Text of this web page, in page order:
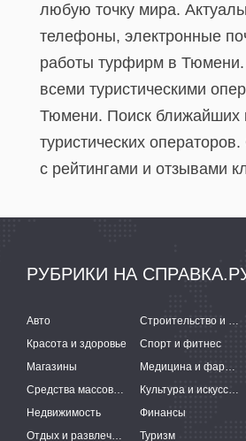
любую точку мира.
телефоны, электронные
работы турфирм в Тюмени.
всеми туристическими
Тюмени. Поиск ближайших
туристических
с рейтингами и отзывами
РУБРИКИ НА
Авто Строительство и ремонт
Красота и здоровье
Спорт и фитнес
Магазины
Медицина и фармацевтика
Средства массовой информации
Культура и искусство
Недвижимость
Финансы
Отдых и развлечения
Туризм